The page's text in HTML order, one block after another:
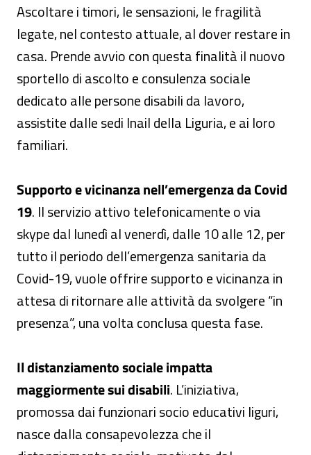
Ascoltare i timori, le sensazioni, le fragilità
legate, nel contesto attuale, al dover restare in
casa. Prende avvio con questa finalità il nuovo
sportello di ascolto e consulenza sociale
dedicato alle persone disabili da lavoro,
assistite dalle sedi Inail della Liguria, e ai loro
familiari.
Supporto e vicinanza nell’emergenza da Covid
19. Il servizio attivo telefonicamente o via
skype dal lunedì al venerdì, dalle 10 alle 12, per
tutto il periodo dell’emergenza sanitaria da
Covid-19, vuole offrire supporto e vicinanza in
attesa di ritornare alle attività da svolgere “in
presenza”, una volta conclusa questa fase.
Il distanziamento sociale impatta
maggiormente sui disabili. L’iniziativa,
promossa dai funzionari socio educativi liguri,
nasce dalla consapevolezza che il